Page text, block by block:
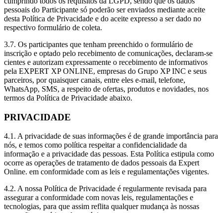
pessoais do Participante só poderão ser enviados mediante aceite
desta Política de Privacidade e do aceite expresso a ser dado no
respectivo formulário de coleta.
3.7. Os participantes que tenham preenchido o formulário de
inscrição e optado pelo recebimento de comunicações, declaram-se
cientes e autorizam expressamente o recebimento de informativos
pela EXPERT XP ONLINE, empresas do Grupo XP INC e seus
parceiros, por quaisquer canais, entre eles e-mail, telefone,
WhatsApp, SMS, a respeito de ofertas, produtos e novidades, nos
termos da Política de Privacidade abaixo.
PRIVACIDADE
4.1. A privacidade de suas informações é de grande importância para
nós, e temos como política respeitar a confidencialidade da
informação e a privacidade das pessoas. Esta Política estipula como
ocorre as operações de tratamento de dados pessoais da Expert
Online. em conformidade com as leis e regulamentações vigentes.
4.2. A nossa Política de Privacidade é regularmente revisada para
assegurar a conformidade com novas leis, regulamentações e
tecnologias, para que assim reflita qualquer mudança às nossas